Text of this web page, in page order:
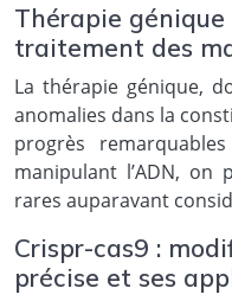
Thérapie
traitement des
La thérapie génique,
anomalies dans la
progrès
manipulant l’ADN,
rares auparavant
Crispr-cas9 :
précise et ses